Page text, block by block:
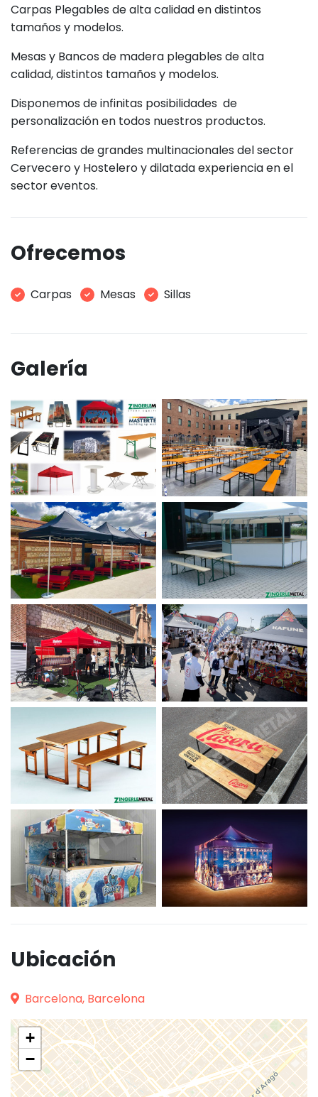
Carpas Plegables de alta calidad en distintos
tamaños y modelos.
Mesas y Bancos de madera plegables de alta
calidad, distintos tamaños y modelos.
Disponemos de infinitas posibilidades de
personalización en todos nuestros productos.
Referencias de grandes multinacionales del sector
Cervecero y Hostelero y dilatada experiencia en el
sector eventos.
Ofrecemos
Carpas Mesas Sillas
Galería
Ubicación
Barcelona, Barcelona
+
−